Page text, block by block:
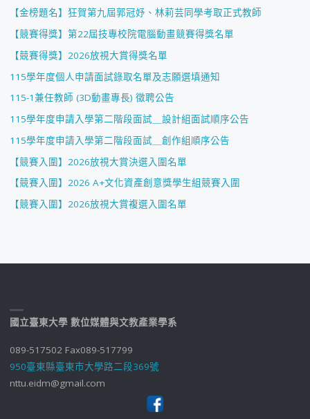
【金榜題名】狂賀第九屆郭冠妤、林莉芸同學考取正式教師
【競賽得獎】第22屆技專校院電腦動畫競賽得獎名單
【競賽得獎】2026放視大賞得獎名單
115學年度個人申請面試錄取名單及志願選填通知
115-1兼任教師 (3D動畫專長) 徵聘公告
115學年度申請入學第二階段面試＿設計組面試順序公告
115學年度申請入學第二階段面試＿創作組順序公告
【競賽入圍】2026放視大賞決選入圍名單
【競賽入圍】2026 A+文化資產創意獎學生組競賽入圍
【競賽入圍】2026放視大賞複選入圍名單
國立臺東大學 數位媒體與文教產業學系
089-517502 Fax089-517799
950臺東縣臺東市大學路二段369號
nttu.eidm@gmail.com